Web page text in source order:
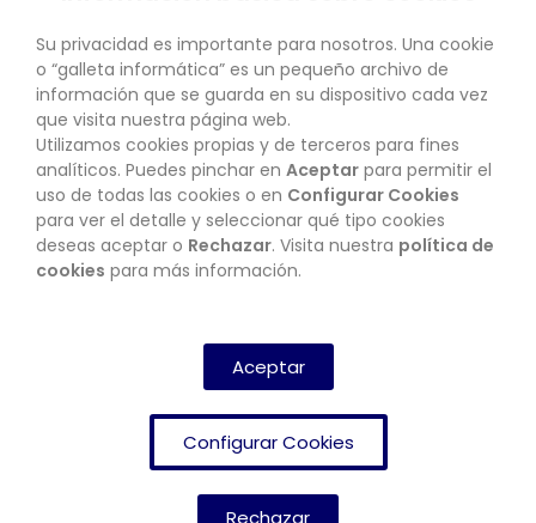
SU CUENTA
CONTACTO
BOLETÍN
Su privacidad es importante para nosotros. Una cookie
o “galleta informática” es un pequeño archivo de
información que se guarda en su dispositivo cada vez
que visita nuestra página web.
Utilizamos cookies propias y de terceros para fines
analíticos. Puedes pinchar en Aceptar para permitir el
uso de todas las cookies o en Configurar Cookies
para ver el detalle y seleccionar qué tipo cookies
deseas aceptar o Rechazar. Visita nuestra política de
cookies para más información.
Aceptar
Configurar Cookies
Rechazar